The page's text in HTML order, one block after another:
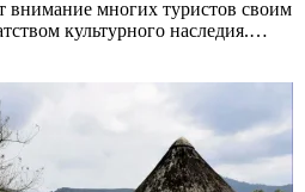
внимание многих туристов своим
культурного наследия.…